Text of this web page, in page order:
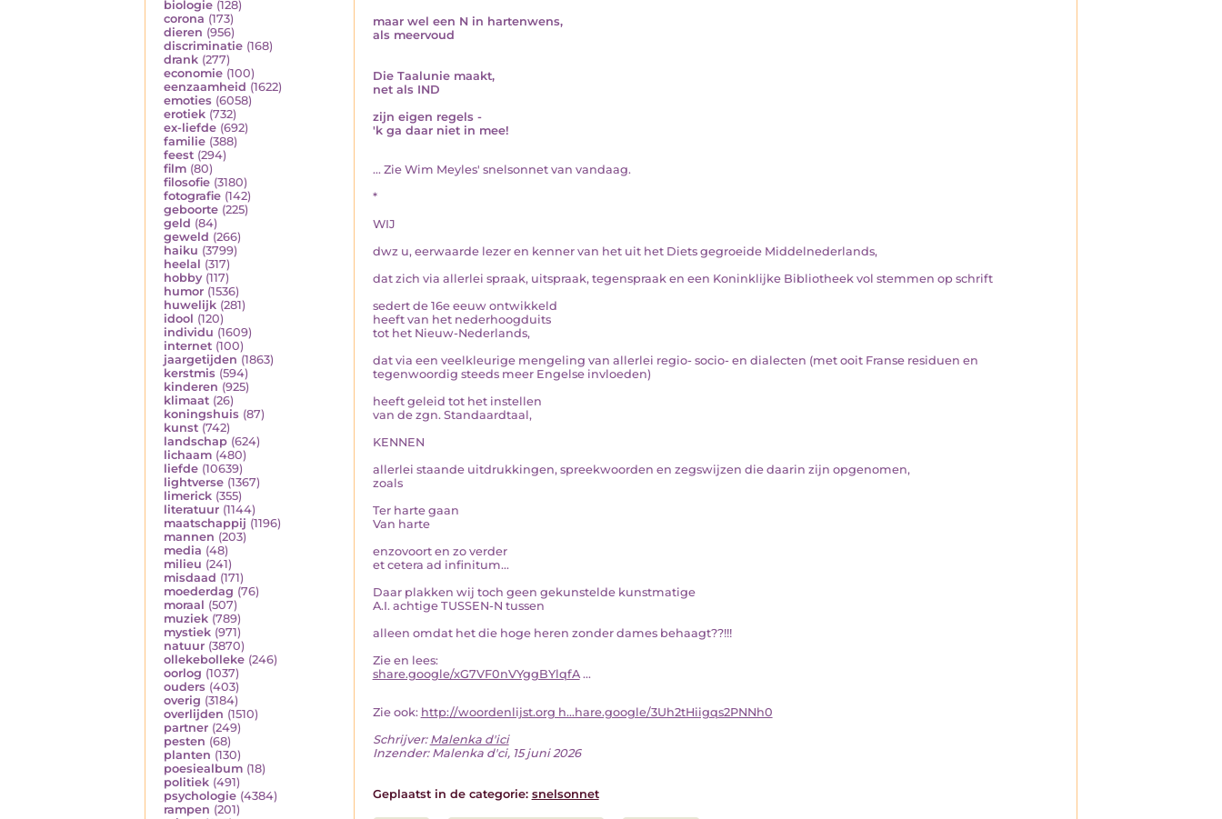
biologie (128)
corona (173)
dieren (956)
discriminatie (168)
drank (277)
economie (100)
eenzaamheid (1622)
emoties (6058)
erotiek (732)
ex-liefde (692)
familie (388)
feest (294)
film (80)
filosofie (3180)
fotografie (142)
geboorte (225)
geld (84)
geweld (266)
haiku (3799)
heelal (317)
hobby (117)
humor (1536)
huwelijk (281)
idool (120)
individu (1609)
internet (100)
jaargetijden (1863)
kerstmis (594)
kinderen (925)
klimaat (26)
koningshuis (87)
kunst (742)
landschap (624)
lichaam (480)
liefde (10639)
lightverse (1367)
limerick (355)
literatuur (1144)
maatschappij (1196)
mannen (203)
media (48)
milieu (241)
misdaad (171)
moederdag (76)
moraal (507)
muziek (789)
mystiek (971)
natuur (3870)
ollekebolleke (246)
oorlog (1037)
ouders (403)
overig (3184)
overlijden (1510)
partner (249)
pesten (68)
planten (130)
poesiealbum (18)
politiek (491)
psychologie (4384)
rampen (201)
maar wel een N in hartenwens,
als meervoud
Die Taalunie maakt,
net als IND
zijn eigen regels -
'k ga daar niet in mee!
... Zie Wim Meyles' snelsonnet van vandaag.
*
WIJ
dwz u, eerwaarde lezer en kenner van het uit het Diets gegroeide Middelnederlands,
dat zich via allerlei spraak, uitspraak, tegenspraak en een Koninklijke Bibliotheek vol stemmen op schrift
sedert de 16e eeuw ontwikkeld
heeft van het nederhoogduits
tot het Nieuw-Nederlands,
dat via een veelkleurige mengeling van allerlei regio- socio- en dialecten (met ooit Franse residuen en
tegenwoordig steeds meer Engelse invloeden)
heeft geleid tot het instellen
van de zgn. Standaardtaal,
KENNEN
allerlei staande uitdrukkingen, spreekwoorden en zegswijzen die daarin zijn opgenomen,
zoals
Ter harte gaan
Van harte
enzovoort en zo verder
et cetera ad infinitum...
Daar plakken wij toch geen gekunstelde kunstmatige
A.I. achtige TUSSEN-N tussen
alleen omdat het die hoge heren zonder dames behaagt??!!!
Zie en lees:
share.google/xG7VF0nVYggBYlqfA...
Zie ook: http://woordenlijst.org h...hare.google/3Uh2tHiigqs2PNNh0
Schrijver: Malenka d'ici
Inzender: Malenka d'ci, 15 juni 2026
Geplaatst in de categorie: snelsonnet